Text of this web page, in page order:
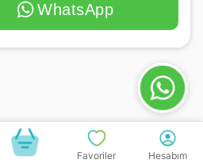
Favoriler Hesabım
WhatsApp